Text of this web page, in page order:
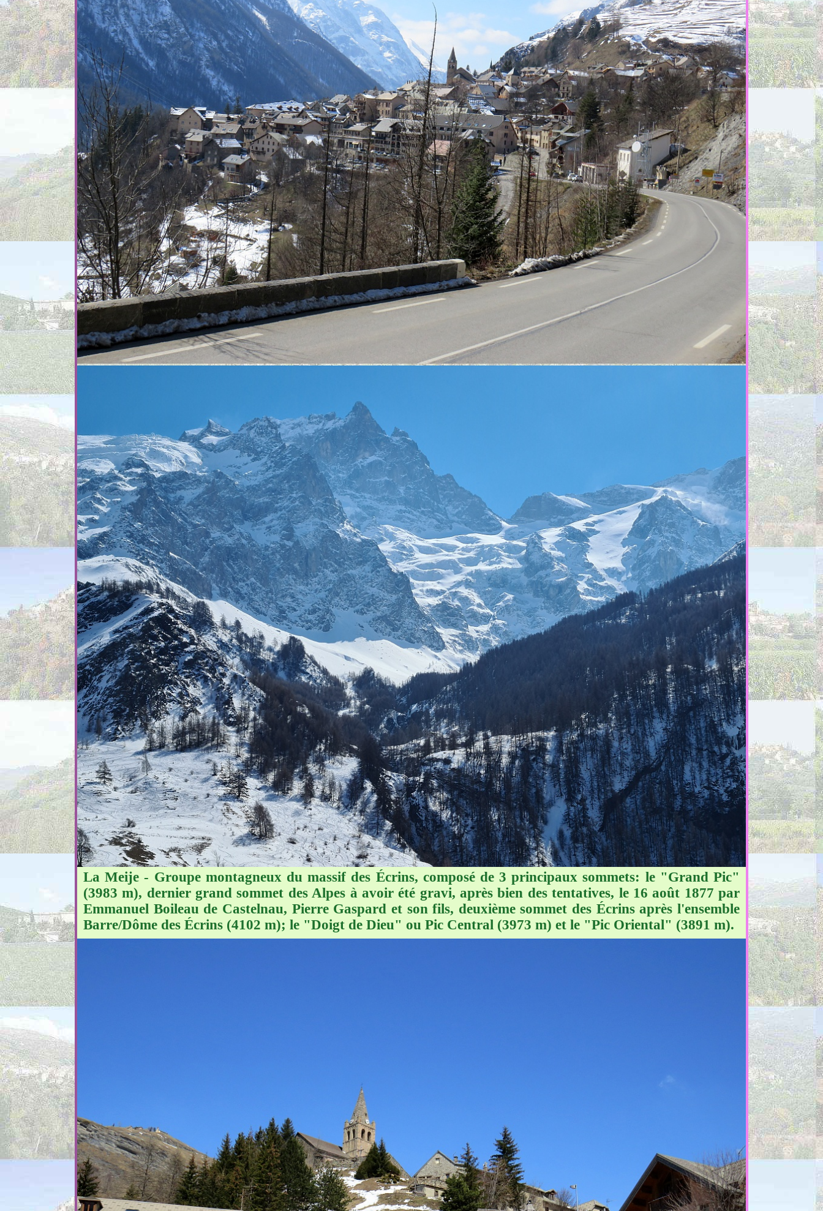
La Meije - Groupe montagneux du massif des Écrins, composé de 3 principaux sommets: le "Grand Pic"
(3983 m), dernier grand sommet des Alpes à avoir été gravi, après bien des tentatives, le 16 août 1877 par
Emmanuel Boileau de Castelnau, Pierre Gaspard et son fils, deuxième sommet des Écrins après l'ensemble
Barre/Dôme des Écrins (4102 m); le "Doigt de Dieu" ou Pic Central (3973 m) et le "Pic Oriental" (3891 m).